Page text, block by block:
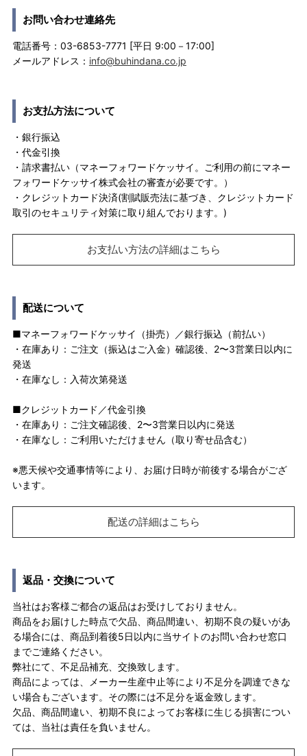
お問い合わせ連絡先
電話番号：03-6853-7771 [平日 9:00－17:00]
メールアドレス： info@buhindana.co.jp
お支払方法について
・銀行振込
・代金引換
・請求書払い（マネーフォワードケッサイ。ご利用の前にマネー
フォワードケッサイ株式会社の審査が必要です。）
・クレジットカード決済(割賦販売法に基づき、クレジットカード
取引のセキュリティ対策に取り組んでおります。)
お支払い方法の詳細はこちら
配送について
■マネーフォワードケッサイ（掛売）／銀行振込（前払い）
・在庫あり：ご注文（振込はご入金）確認後、2〜3営業日以内に
発送
・在庫なし：入荷次第発送
■クレジットカード／代金引換
・在庫あり：ご注文確認後、2〜3営業日以内に発送
・在庫なし：ご利用いただけません（取り寄せ品含む）
※悪天候や交通事情等により、お届け日時が前後する場合がござ
います。
配送の詳細はこちら
返品・交換について
当社はお客様ご都合の返品はお受けしておりません。
商品をお届けした時点で欠品、商品間違い、初期不良の疑いがあ
る場合には、商品到着後5日以内に当サイトのお問い合わせ窓口
までご連絡ください。
弊社にて、不足品補充、交換致します。
商品によっては、メーカー生産中止等により不足分を調達できな
い場合もございます。その際には不足分を返金致します。
欠品、商品間違い、初期不良によってお客様に生じる損害につい
ては、当社は責任を負いません。